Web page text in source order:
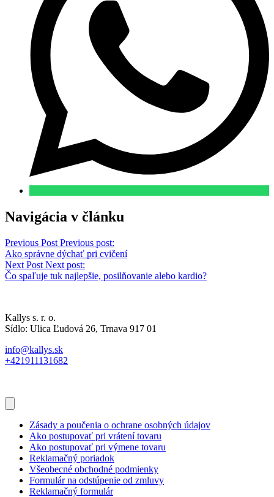
Navigácia v článku
Previous Post Previous post:
Ako správne dýchať pri cvičení
Next Post Next post:
Čo spaľuje tuk najlepšie, posilňovanie alebo kardio?
Kallys s. r. o.
Sídlo: Ulica Ľudová 26, Trnava 917 01
info@kallys.sk
+421911131682
Zásady a poučenia o ochrane osobných údajov
Ako postupovať pri vrátení tovaru
Ako postupovať pri výmene tovaru
Reklamačný poriadok
Všeobecné obchodné podmienky
Formulár na odstúpenie od zmluvy
Reklamačný formulár